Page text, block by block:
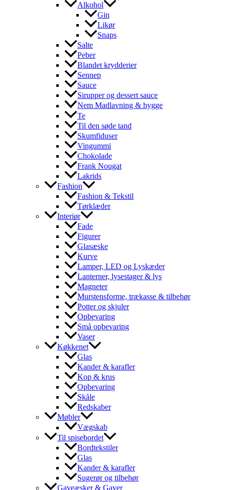
Alkohol
Gin
Likør
Snaps
Salte
Peber
Blandet krydderier
Sennep
Sauce
Sirupper og dessert sauce
Nem Madlavning & hygge
Te
Til den søde tand
Skumfiduser
Vingummi
Chokolade
Frank Nougat
Lakrids
Fashion
Fashion & Tekstil
Tørklæder
Interiør
Fade
Figurer
Glasæske
Kurve
Lamper, LED og Lyskæder
Lanterner, lysestager & lys
Magneter
Murstensforme, trækasse & tilbehør
Potter og skjuler
Opbevaring
Små opbevaring
Vaser
Køkkenet
Glas
Kander & karafler
Kop & krus
Opbevaring
Skåle
Redskaber
Møbler
Vægskab
Til spisebordet
Bordtekstiler
Glas
Kander & karafler
Sugerør og tilbehør
Gaveæsker & Gaver